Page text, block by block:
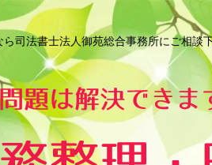
ら司法書士法人御苑総合事務所にご相